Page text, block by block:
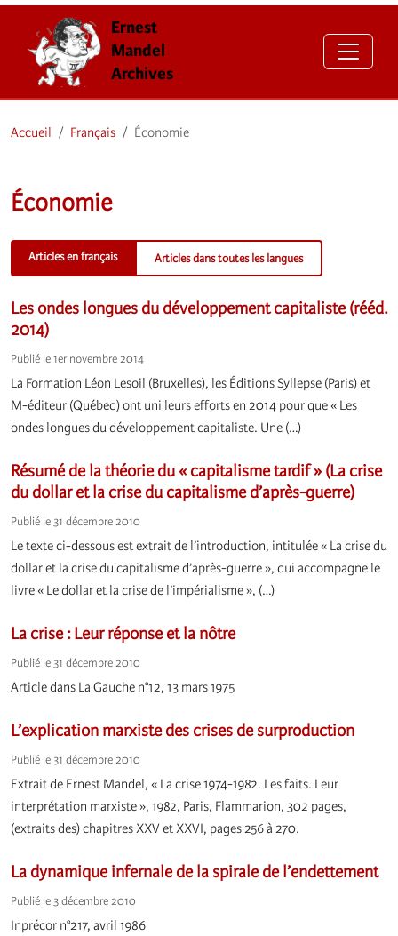
Ernest
Mandel
Archives
Accueil Français Économie
Économie
Articles en français Articles dans toutes les langues
Les ondes longues du développement capitaliste (rééd.
2014)
Publié le 1er novembre 2014
La Formation Léon Lesoil (Bruxelles), les Éditions Syllepse (Paris) et
M-éditeur (Québec) ont uni leurs efforts en 2014 pour que « Les
ondes longues du développement capitaliste. Une (…)
Résumé de la théorie du « capitalisme tardif » (La crise
du dollar et la crise du capitalisme d’après-guerre)
Publié le 31 décembre 2010
Le texte ci-dessous est extrait de l’introduction, intitulée « La crise du
dollar et la crise du capitalisme d’après-guerre », qui accompagne le
livre « Le dollar et la crise de l’impérialisme », (…)
La crise : Leur réponse et la nôtre
Publié le 31 décembre 2010
Article dans La Gauche n°12, 13 mars 1975
L’explication marxiste des crises de surproduction
Publié le 31 décembre 2010
Extrait de Ernest Mandel, « La crise 1974-1982. Les faits. Leur
interprétation marxiste », 1982, Paris, Flammarion, 302 pages,
(extraits des) chapitres XXV et XXVI, pages 256 à 270.
La dynamique infernale de la spirale de l’endettement
Publié le 3 décembre 2010
Inprécor n°217, avril 1986